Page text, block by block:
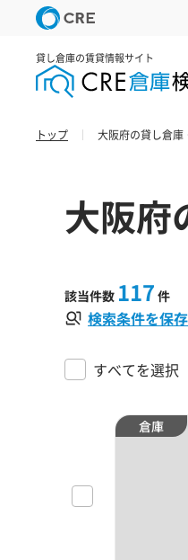
貸し倉庫の賃貸情報サイト
トップ 大阪府の貸し倉庫
大阪府
該当件数 117 件
検索条件を保存
すべてを選択
倉庫